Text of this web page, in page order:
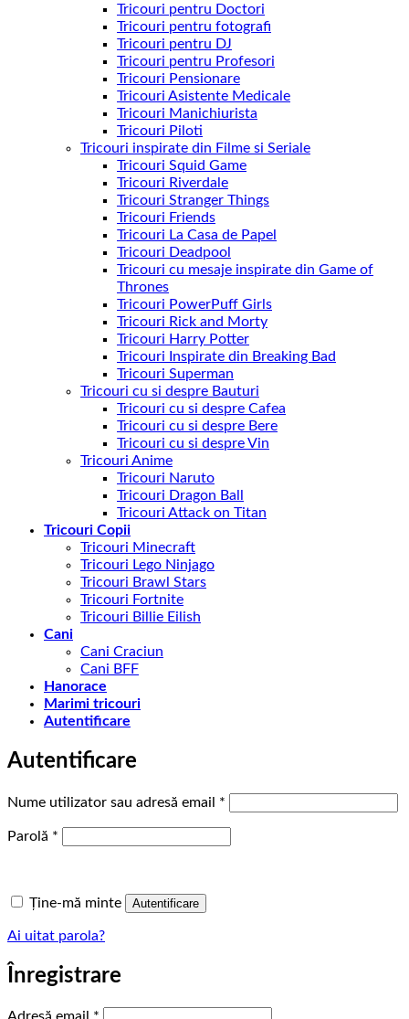
Tricouri pentru Doctori
Tricouri pentru fotografi
Tricouri pentru DJ
Tricouri pentru Profesori
Tricouri Pensionare
Tricouri Asistente Medicale
Tricouri Manichiurista
Tricouri Piloti
Tricouri inspirate din Filme si Seriale
Tricouri Squid Game
Tricouri Riverdale
Tricouri Stranger Things
Tricouri Friends
Tricouri La Casa de Papel
Tricouri Deadpool
Tricouri cu mesaje inspirate din Game of
Thrones
Tricouri PowerPuff Girls
Tricouri Rick and Morty
Tricouri Harry Potter
Tricouri Inspirate din Breaking Bad
Tricouri Superman
Tricouri cu si despre Bauturi
Tricouri cu si despre Cafea
Tricouri cu si despre Bere
Tricouri cu si despre Vin
Tricouri Anime
Tricouri Naruto
Tricouri Dragon Ball
Tricouri Attack on Titan
Tricouri Copii
Tricouri Minecraft
Tricouri Lego Ninjago
Tricouri Brawl Stars
Tricouri Fortnite
Tricouri Billie Eilish
Cani
Cani Craciun
Cani BFF
Hanorace
Marimi tricouri
Autentificare
Autentificare
Nume utilizator sau adresă email *
Parolă *
Ține-mă minte Autentificare
Ai uitat parola?
Înregistrare